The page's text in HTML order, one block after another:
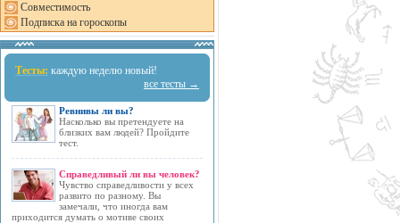
Совместимость
Подписка на гороскопы
Тесты: каждую неделю новый!
все тесты →
Ревнивы ли вы?
Насколько вы претендуете на
близких вам людей? Пройдите
тест.
Справедливый ли вы человек?
Чувство справедливости у всех
развито по разному. Вы
замечали, что иногда вам
приходится думать о мотиве своих